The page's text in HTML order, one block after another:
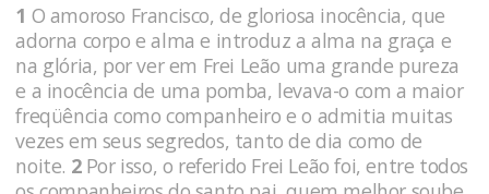
1 O amoroso Francisco, de gloriosa inocência, que
adorna corpo e alma e introduz a alma na graça e
na glória, por ver em Frei Leão uma grande pureza
e a inocência de uma pomba, levava-o com a maior
freqüência como companheiro e o admitia muitas
vezes em seus segredos, tanto de dia como de
noite. 2 Por isso, o referido Frei Leão foi, entre todos